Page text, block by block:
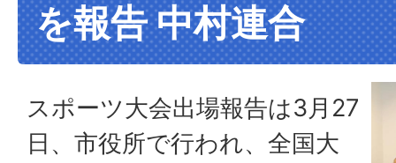
を報告 中村連合
スポーツ大会出場報告は3月27
日、市役所で行われ、全国大